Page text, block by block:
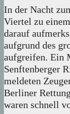
In der Nacht
Viertel zu
darauf
aufgrund des
aufgreifen. Ein
Senftenberger
meldeten
Berliner
waren schnell